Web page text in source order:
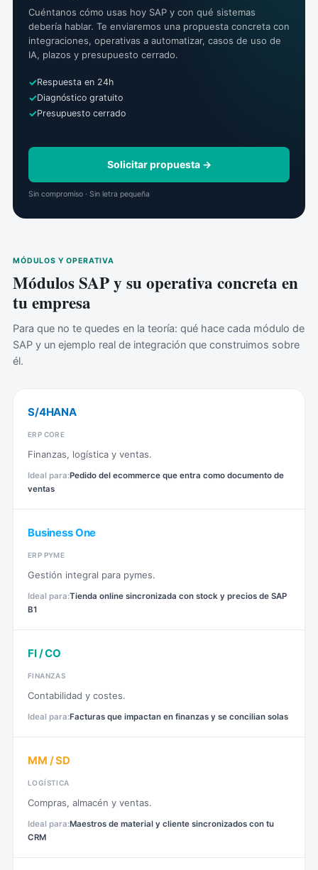
Cuéntanos cómo usas hoy SAP y con qué sistemas
debería hablar. Te enviaremos una propuesta concreta con
integraciones, operativas a automatizar, casos de uso de
IA, plazos y presupuesto cerrado.
Respuesta en 24h
Diagnóstico gratuito
Presupuesto cerrado
Solicitar propuesta →
Sin compromiso · Sin letra pequeña
MÓDULOS Y OPERATIVA
Módulos SAP y su operativa concreta en
tu empresa
Para que no te quedes en la teoría: qué hace cada módulo de
SAP y un ejemplo real de integración que construimos sobre
él.
S/4HANA
ERP CORE
Finanzas, logística y ventas.
Pedido del ecommerce que entra como documento de
ventas
Business One
ERP PYME
Gestión integral para pymes.
Tienda online sincronizada con stock y precios de SAP
B1
FI / CO
FINANZAS
Contabilidad y costes.
Facturas que impactan en finanzas y se concilian solas
MM / SD
LOGÍSTICA
Compras, almacén y ventas.
Maestros de material y cliente sincronizados con tu
CRM